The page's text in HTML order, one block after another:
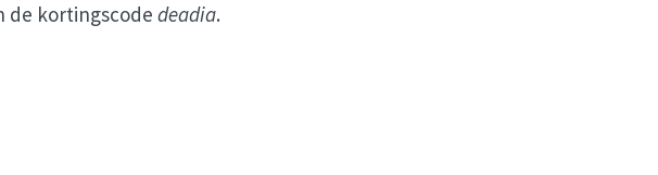
de kortingscode deadia.